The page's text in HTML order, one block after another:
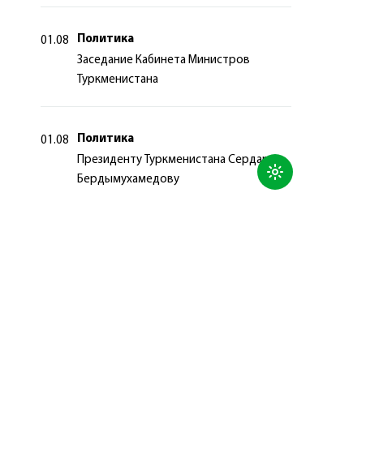
01.08
Политика
Заседание Кабинета Министров
Туркменистана
01.08
Политика
Президенту Туркменистана Сердару
Бердымухамедову